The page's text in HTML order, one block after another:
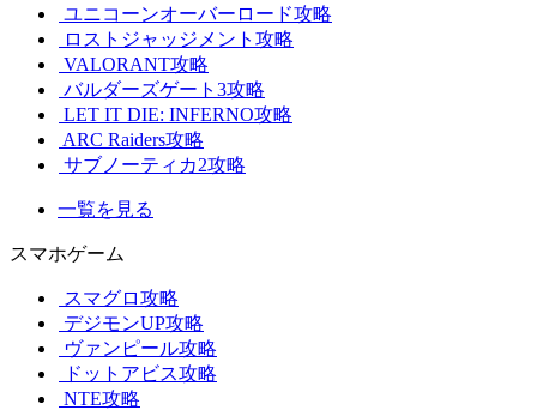
ユニコーンオーバーロード攻略
ロストジャッジメント攻略
VALORANT攻略
バルダーズゲート3攻略
LET IT DIE: INFERNO攻略
ARC Raiders攻略
サブノーティカ2攻略
一覧を見る
スマホゲーム
スマグロ攻略
デジモンUP攻略
ヴァンピール攻略
ドットアビス攻略
NTE攻略